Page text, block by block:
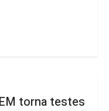
torna testes